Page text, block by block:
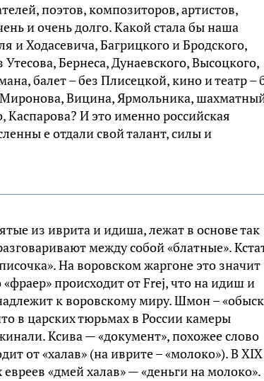
поэтов, композиторов, артистов,
и очень долго. Какой стала бы наша
и Ходасевича, Багрицкого и Бродского,
Бернеса, Дунаевского, Высоцкого,
балет – без Плисецкой, кино и театр –
Вицина, Ярмольника,
Каспарова? И это именно российская
е отдали свой талант, силы и
из иврита и идиша, лежат в основе так
между собой «блатные».
На воровском жаргоне это значит
происходит от Frej, что на идиш и
к воровскому миру. Шмон –
в царских тюрьмах в России камеры
Ксива — «документ», похожее слово
от «халав» (на иврите – «молоко»). В XIX
«дмей халав» — «деньги на молоко».